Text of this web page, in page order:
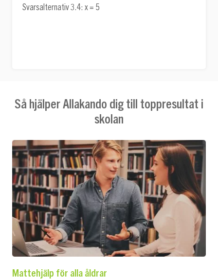
Svarsalternativ 3.4: x = 5
Så hjälper Allakando dig till toppresultat i
skolan
Mattehjälp för alla åldrar